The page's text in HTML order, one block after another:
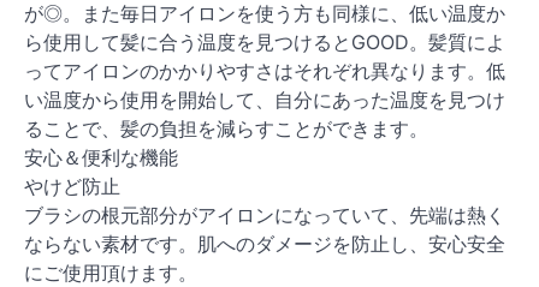
が◎。また毎日アイロンを使う方も同様に、低い温度か
ら使用して髪に合う温度を見つけるとGOOD。髪質によ
ってアイロンのかかりやすさはそれぞれ異なります。低
い温度から使用を開始して、自分にあった温度を見つけ
ることで、髪の負担を減らすことができます。
安心＆便利な機能
やけど防止
ブラシの根元部分がアイロンになっていて、先端は熱く
ならない素材です。肌へのダメージを防止し、安心安全
にご使用頂けます。